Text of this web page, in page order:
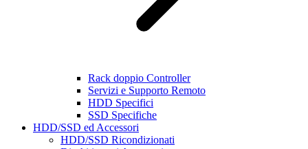
Rack doppio Controller
Servizi e Supporto Remoto
HDD Specifici
SSD Specifiche
HDD/SSD ed Accessori
HDD/SSD Ricondizionati